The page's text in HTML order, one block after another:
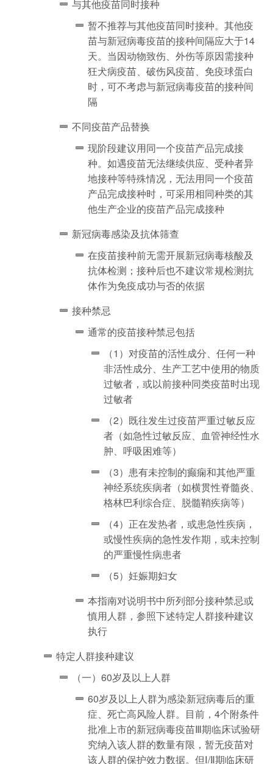
与其他疫苗同时接种
暂不推荐与其他疫苗同时接种。其他疫
苗与新冠病毒疫苗的接种间隔应大于14
天。当因动物致伤、外伤等原因需接种
狂犬病疫苗、破伤风疫苗、免疫球蛋白
时，可不考虑与新冠病毒疫苗的接种间
隔
不同疫苗产品替换
现阶段建议用同一个疫苗产品完成接
种。如遇疫苗无法继续供应、受种者异
地接种等特殊情况，无法用同一个疫苗
产品完成接种时，可采用相同种类的其
他生产企业的疫苗产品完成接种
新冠病毒感染及抗体筛查
在疫苗接种前无需开展新冠病毒核酸及
抗体检测；接种后也不建议常规检测抗
体作为免疫成功与否的依据
接种禁忌
通常的疫苗接种禁忌包括
（1）对疫苗的活性成分、任何一种
非活性成分、生产工艺中使用的物质
过敏者，或以前接种同类疫苗时出现
过敏者
（2）既往发生过疫苗严重过敏反应
者（如急性过敏反应、血管神经性水
肿、呼吸困难等）
（3）患有未控制的癫痫和其他严重
神经系统疾病者（如横贯性脊髓炎、
格林巴利综合症、脱髓鞘疾病等）
（4）正在发热者，或患急性疾病，
或慢性疾病的急性发作期，或未控制
的严重慢性病患者
（5）妊娠期妇女
本指南对说明书中所列部分接种禁忌或
慎用人群，参照下述特定人群接种建议
执行
特定人群接种建议
（一）60岁及以上人群
60岁及以上人群为感染新冠病毒后的重
症、死亡高风险人群。目前，4个附条件
批准上市的新冠病毒疫苗Ⅲ期临床试验研
究纳入该人群的数量有限，暂无疫苗对
该人群的保护效力数据。但Ⅰ/Ⅱ期临床研